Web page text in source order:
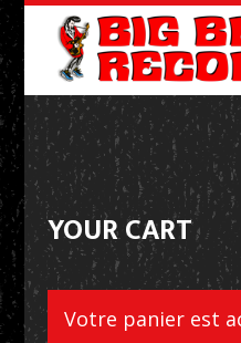
YOUR CART
Votre panier est